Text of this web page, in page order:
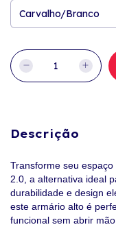
Descrição
Transforme seu
2.0, a alternativa ideal
durabilidade e design
este armário alto é
funcional sem abrir